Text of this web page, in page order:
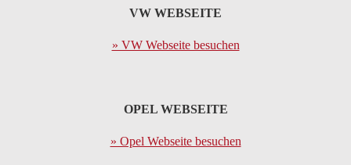
VW WEBSEITE
» VW Webseite besuchen
OPEL WEBSEITE
» Opel Webseite besuchen